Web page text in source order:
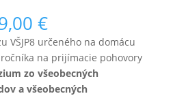
€.
€Aktuálna
cena
je:
149,00 €.
VŠJP8 určeného na domácu
na prijímacie pohovory
zo všeobecných
a všeobecných